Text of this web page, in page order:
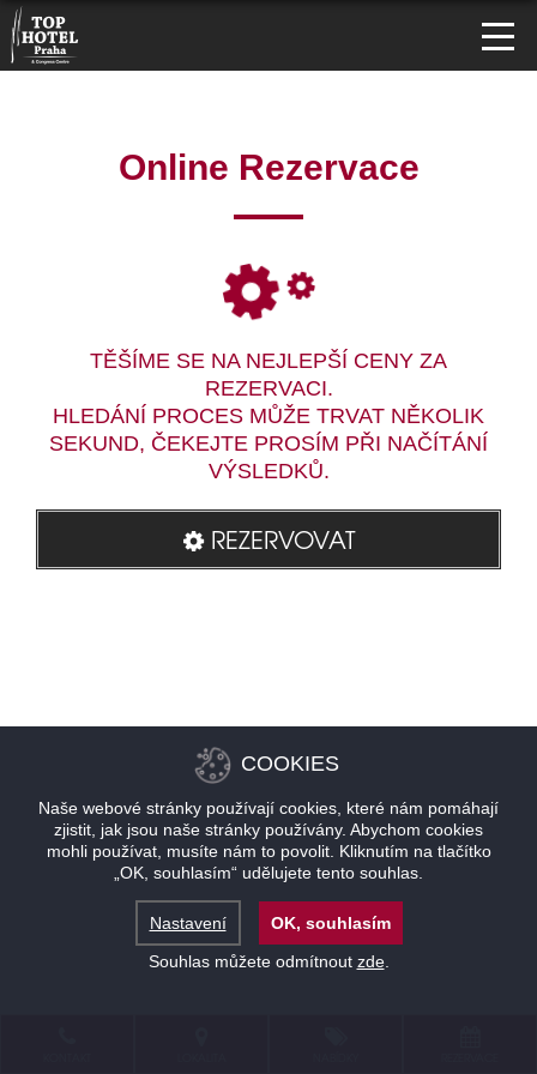
Online Rezervace
TĚŠÍME SE NA NEJLEPŠÍ CENY ZA
REZERVACI.
HLEDÁNÍ PROCES MŮŽE TRVAT NĚKOLIK
SEKUND, ČEKEJTE PROSÍM PŘI NAČÍTÁNÍ
VÝSLEDKŮ.
REZERVOVAT
COOKIES
Naše webové stránky používají cookies, které nám pomáhají
zjistit, jak jsou naše stránky používány. Abychom cookies
mohli používat, musíte nám to povolit. Kliknutím na tlačítko
„OK, souhlasím“ udělujete tento souhlas.
Nastavení
OK, souhlasím
Souhlas můžete odmítnout zde.